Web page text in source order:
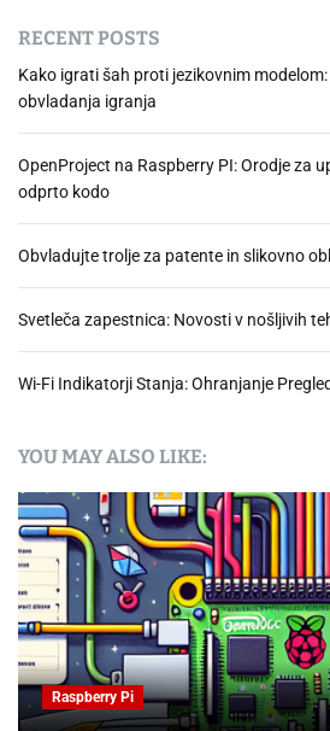
RECENT POSTS
Kako igrati šah proti jezikovnim
obvladanja igranja
OpenProject na Raspberry PI: Orodje za
odprto kodo
Obvladujte trolje za patente in slikovno
Svetleča zapestnica: Novosti v nošljivih
Wi-Fi Indikatorji Stanja: Ohranjanje
YOU MAY ALSO LIKE:
Raspberry Pi